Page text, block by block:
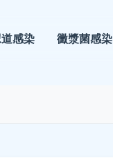
感染 黴漿菌感染